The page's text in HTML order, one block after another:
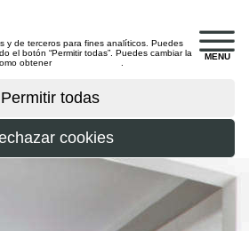
MENU
y de terceros para fines analíticos. Puedes
el botón “Permitir todas”. Puedes cambiar la
obtener